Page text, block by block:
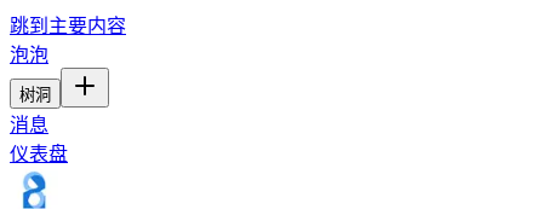
跳到主要内容
泡泡
树洞
消息
仪表盘